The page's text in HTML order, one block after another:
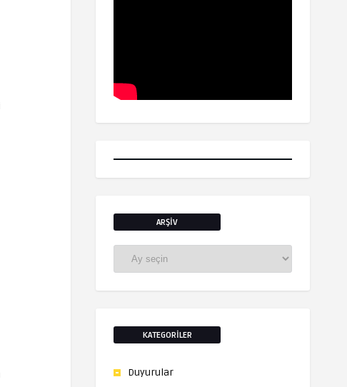
ARŞIV
KATEGORILER
Duyurular